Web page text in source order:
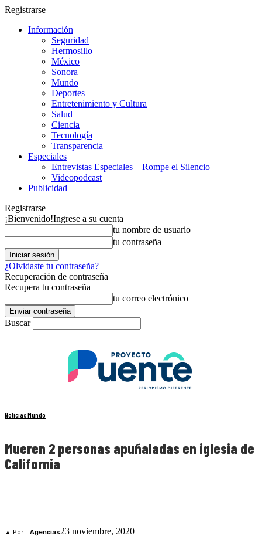
Registrarse
Información
Seguridad
Hermosillo
México
Sonora
Mundo
Deportes
Entretenimiento y Cultura
Salud
Ciencia
Tecnología
Transparencia
Especiales
Entrevistas Especiales – Rompe el Silencio
Videopodcast
Publicidad
Registrarse
¡Bienvenido!Ingrese a su cuenta
tu nombre de usuario
tu contraseña
¿Olvidaste tu contraseña?
Recuperación de contraseña
Recupera tu contraseña
tu correo electrónico
Buscar
Noticias Mundo
Mueren 2 personas apuñaladas en iglesia de
California
▲ Por Agencias23 noviembre, 2020